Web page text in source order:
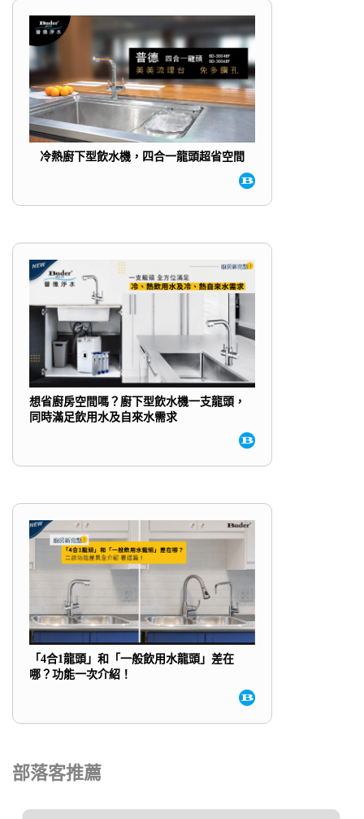
冷熱廚下型飲水機，四合一龍頭超省空間
想省廚房空間嗎？廚下型飲水機一支龍頭，
同時滿足飲用水及自來水需求
「4合1龍頭」和「一般飲用水龍頭」差在
哪？功能一次介紹！
部落客推薦